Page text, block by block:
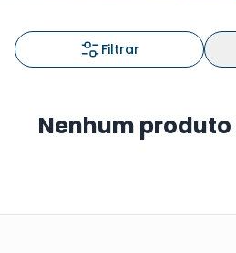
Filtrar
Nenhum